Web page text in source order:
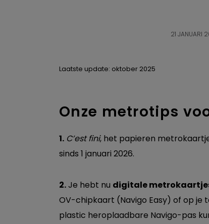
21 JANUARI
Laatste update: oktober 2025
Onze metrotips
1. C’est fini, het papieren
sinds 1 januari 2026.
2.Je hebt nu digitale
OV-chipkaart (Navigo Easy) of op je
plastic heroplaadbare Navigo-pas